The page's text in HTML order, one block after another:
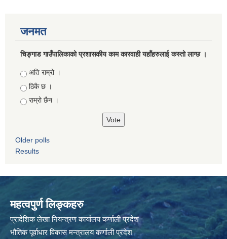
जनमत
चिङ्गाड गाउँपालिकाको प्रशासकीय काम कारवाही यहाँहरुलाई कस्तो लाग्छ ।
Choices
अति राम्रो ।
ठिकै छ ।
राम्रो छैन ।
Older polls
Results
महत्वपुर्ण लिङ्कहरु
प्रादेशिक लेखा नियन्त्रण कार्यालय कर्णाली प्रदेश
भौतिक पूर्वाधार विकास मन्त्रालय कर्णाली प्रदेश